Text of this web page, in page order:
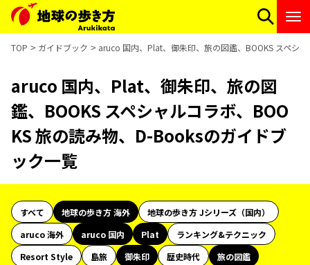
TOP ガイドブック aruco 国内、Plat、御朱印、旅の図鑑、BOOKS スペシ
aruco 国内、Plat、御朱印、旅の図
鑑、BOOKS スペシャルコラボ、BOO
KS 旅の読み物、D-Booksのガイドブ
ック一覧
すべて 地球の歩き方 海外
地球の歩き方 Jシリーズ（国内）
aruco 海外
aruco 国内 Plat
ランキング&テクニック
Resort Style
島旅 御朱印 歴史時代
旅の図鑑